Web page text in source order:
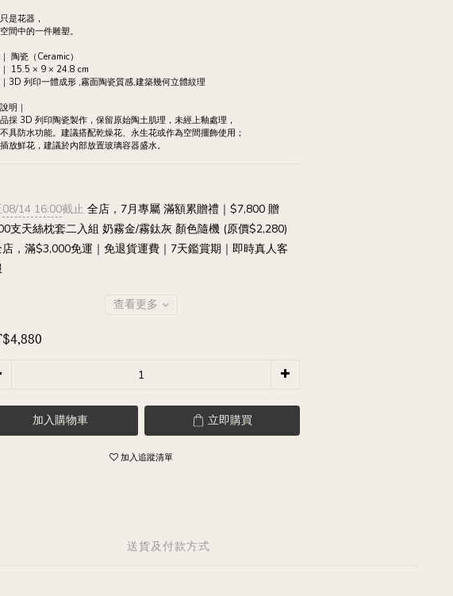
是花器，
間中的一件雕塑。
陶瓷（Ceramic）
15.5 × 9 × 24.8 cm
3D 列印一體成形 ,霧面陶瓷質感,建築幾何立體紋理
明｜
採 3D 列印陶瓷製作，保留原始陶土肌理，未經上釉處理，
具防水功能。建議搭配乾燥花、永生花或作為空間擺飾使用；
放鮮花，建議於內部放置玻璃容器盛水。
08/14 16:00截止 全店，7月專屬 滿額累贈禮｜$7,800 贈
支天絲枕套二入組 奶霧金/霧鈦灰 顏色隨機 (原價$2,280)
，滿$3,000免運｜免退貨運費｜7天鑑賞期｜即時真人客
查看更多
加入購物車 立即購買
加入追蹤清單
送貨及付款方式